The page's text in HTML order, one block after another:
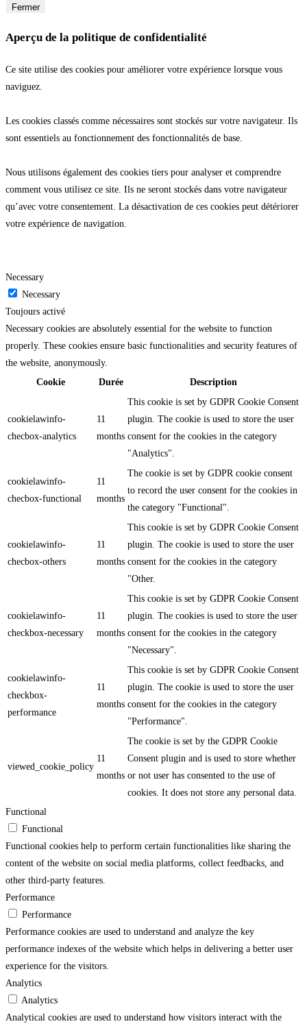
Fermer
Aperçu de la politique de confidentialité
Ce site utilise des cookies pour améliorer votre expérience lorsque vous
naviguez.
Les cookies classés comme nécessaires sont stockés sur votre navigateur. Ils
sont essentiels au fonctionnement des fonctionnalités de base.
Nous utilisons également des cookies tiers pour analyser et comprendre
comment vous utilisez ce site. Ils ne seront stockés dans votre navigateur
qu’avec votre consentement. La désactivation de ces cookies peut détériorer
votre expérience de navigation.
Necessary
Necessary
Toujours activé
Necessary cookies are absolutely essential for the website to function
properly. These cookies ensure basic functionalities and security features of
the website, anonymously.
Cookie
Durée Description
cookielawinfo-
checbox-analytics
11
months
This cookie is set by GDPR Cookie Consent
plugin. The cookie is used to store the user
consent for the cookies in the category
"Analytics".
cookielawinfo-
checbox-functional
11
months
The cookie is set by GDPR cookie consent
to record the user consent for the cookies in
the category "Functional".
cookielawinfo-
checbox-others
11
months
This cookie is set by GDPR Cookie Consent
plugin. The cookie is used to store the user
consent for the cookies in the category
"Other.
cookielawinfo-
checkbox-necessary
11
months
This cookie is set by GDPR Cookie Consent
plugin. The cookies is used to store the user
consent for the cookies in the category
"Necessary".
cookielawinfo-
checkbox-
performance
11
months
This cookie is set by GDPR Cookie Consent
plugin. The cookie is used to store the user
consent for the cookies in the category
"Performance".
viewed_cookie_policy
11
months
The cookie is set by the GDPR Cookie
Consent plugin and is used to store whether
or not user has consented to the use of
cookies. It does not store any personal data.
Functional
Functional
Functional cookies help to perform certain functionalities like sharing the
content of the website on social media platforms, collect feedbacks, and
other third-party features.
Performance
Performance
Performance cookies are used to understand and analyze the key
performance indexes of the website which helps in delivering a better user
experience for the visitors.
Analytics
Analytics
Analytical cookies are used to understand how visitors interact with the